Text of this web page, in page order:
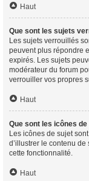
Haut
Que sont les sujets
Les sujets verrouillés
peuvent plus répondre
expirés. Les sujets
modérateur du forum
verrouiller vos propres
Haut
Que sont les icônes de
Les icônes de sujet
d’illustrer le contenu
cette fonctionnalité.
Haut